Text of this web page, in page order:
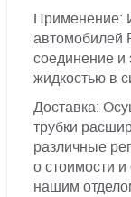
Применение:
автомобилей
соединение
жидкостью в
Доставка:
трубки
различные
о стоимости и
нашим